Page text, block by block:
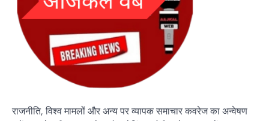
राजनीति, विश्व मामलों और अन्य पर व्यापक समाचार कवरेज का अन्वेषण